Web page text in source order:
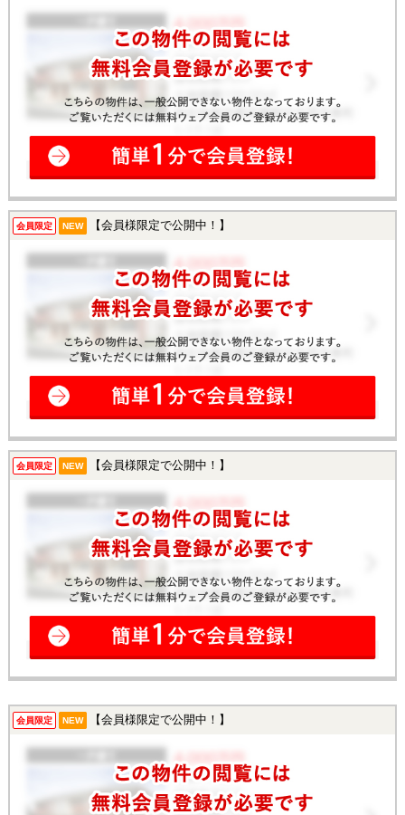
会員限定 NEW 【会員様限定で公開中！】
会員限定 NEW 【会員様限定で公開中！】
会員限定 NEW 【会員様限定で公開中！】